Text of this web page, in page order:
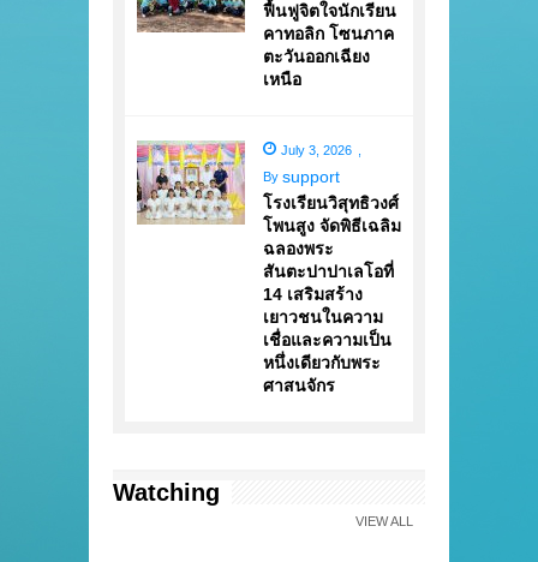
ฟื้นฟูจิตใจนักเรียน
คาทอลิก โซนภาค
ตะวันออกเฉียง
เหนือ
July 3, 2026
By support
โรงเรียนวิสุทธิวงศ์
โพนสูง จัดพิธีเฉลิม
ฉลองพระ
สันตะปาปาเลโอที่
14 เสริมสร้าง
เยาวชนในความ
เชื่อและความเป็น
หนึ่งเดียวกับพระ
ศาสนจักร
Watching
VIEW ALL